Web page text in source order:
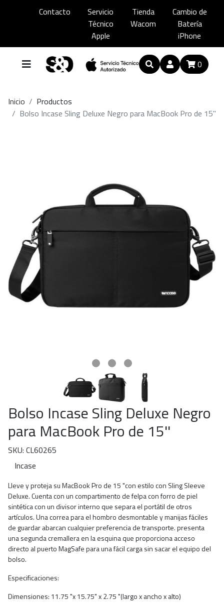
Contacto
Servicio
Técnico
Apple
Tienda
Wacom
Cambio de
Batería
iPhone
0
Inicio
Productos
Bolso Incase Sling Deluxe Negro para MacBook Pro de 15''
Bolso Incase Sling Deluxe Negro
para MacBook Pro de 15''
SKU: CL60265
Incase
Lleve y proteja su MacBook Pro de 15 "con estilo con Sling Sleeve
Deluxe. Cuenta con un compartimento de felpa con forro de piel
sintética con un divisor interno que separa el portátil de otros
artículos. Una correa para el hombro desmontable y manijas fáciles
de guardar abarcan cualquier preferencia de transporte. presenta
una segunda cremallera en la esquina que proporciona acceso
directo al puerto MagSafe para una fácil carga sin sacar el equipo del
bolso.
Especificaciones:
Dimensiones: 11.75 "x 15.75" x 2.75 "(largo x ancho x alto)